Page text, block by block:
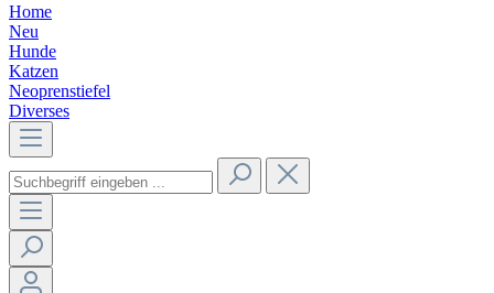
Home
Neu
Hunde
Katzen
Neoprenstiefel
Diverses